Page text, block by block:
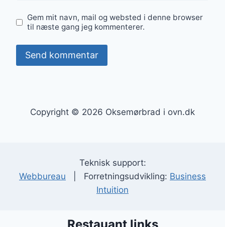
Gem mit navn, mail og websted i denne browser
til næste gang jeg kommenterer.
Copyright © 2026 Oksemørbrad i ovn.dk
Teknisk support:
Webbureau | Forretningsudvikling: Business
Intuition